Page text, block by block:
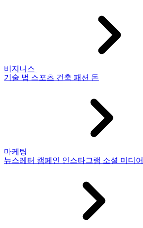
비지니스
기술 법 스포츠 건축 패션 돈
마케팅
뉴스레터 캠페인 인스타그램 소셜 미디어